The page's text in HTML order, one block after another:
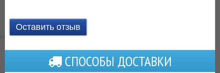
Оставить отзыв
СПОСОБЫ ДОСТАВКИ